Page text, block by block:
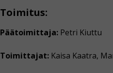
Toimitus:
Päätoimittaja: Petri Kiuttu
Toimittajat: Kaisa Kaatra,